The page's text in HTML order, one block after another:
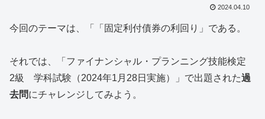
2024.04.10
今回のテーマは、「「固定利付債券の利回り」である。
それでは、「ファイナンシャル・プランニング技能検定
2級 学科試験（2024年1月28日実施）」で出題された過
去問にチャレンジしてみよう。